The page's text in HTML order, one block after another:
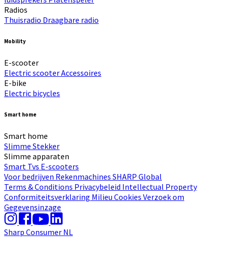
Radios
Thuisradio Draagbare radio
Mobility
E-scooter
Electric scooterAccessoires
E-bike
Electric bicycles
Smart home
Smart home
Slimme Stekker
Slimme apparaten
Smart Tvs E-scooters
Voor bedrijven Rekenmachines SHARP Global
Terms & Conditions Privacybeleid Intellectual Property
Conformiteitsverklaring Milieu Cookies Verzoek om
Gegevensinzage
Sharp Consumer NL